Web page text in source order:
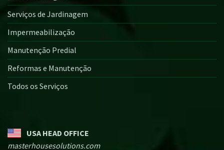
Serviços de Jardinagem
Impermeabilização
Manutenção Predial
Reformas e Manutenção
Todos os Serviços
USA HEAD OFFICE
masterhousesolutions.com